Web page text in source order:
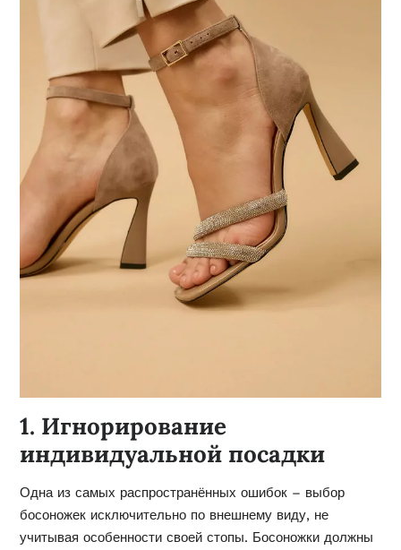
1. Игнорирование
индивидуальной посадки
Одна из самых распространённых ошибок – выбор
босоножек исключительно по внешнему виду, не
учитывая особенности своей стопы. Босоножки должны